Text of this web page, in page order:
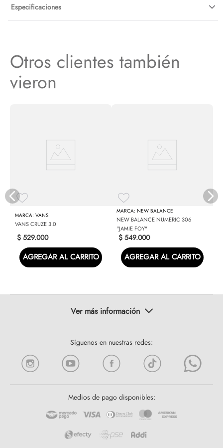
Especificaciones
Otros clientes también
vieron
VANS
VANS CRUZE 3.0
$ 529.000
AGREGAR AL CARRITO
NEW BALANCE
NEW BALANCE NUMERIC 306
"JAMIE FOY"
$ 549.000
AGREGAR AL CARRITO
Síguenos en nuestras redes:
Medios de pago disponibles: